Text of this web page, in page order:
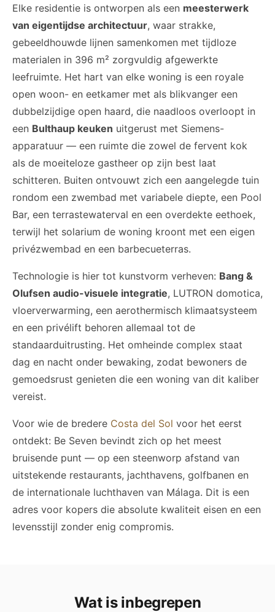
Elke residentie is ontworpen als een meesterwerk
van eigentijdse architectuur, waar strakke,
gebeeldhouwde lijnen samenkomen met tijdloze
materialen in 396 m² zorgvuldig afgewerkte
leefruimte. Het hart van elke woning is een royale
open woon- en eetkamer met als blikvanger een
dubbelzijdige open haard, die naadloos overloopt in
een Bulthaup keuken uitgerust met Siemens-
apparatuur — een ruimte die zowel de fervent kok
als de moeiteloze gastheer op zijn best laat
schitteren. Buiten ontvouwt zich een aangelegde tuin
rondom een zwembad met variabele diepte, een Pool
Bar, een terrastewaterval en een overdekte eethoek,
terwijl het solarium de woning kroont met een eigen
privézwembad en een barbecueterras.
Technologie is hier tot kunstvorm verheven: Bang &
Olufsen audio-visuele integratie, LUTRON domotica,
vloerverwarming, een aerothermisch klimaatsysteem
en een privélift behoren allemaal tot de
standaarduitrusting. Het omheinde complex staat
dag en nacht onder bewaking, zodat bewoners de
gemoedsrust genieten die een woning van dit kaliber
vereist.
Voor wie de bredere Costa del Sol voor het eerst
ontdekt: Be Seven bevindt zich op het meest
bruisende punt — op een steenworp afstand van
uitstekende restaurants, jachthavens, golfbanen en
de internationale luchthaven van Málaga. Dit is een
adres voor kopers die absolute kwaliteit eisen en een
levensstijl zonder enig compromis.
Wat is inbegrepen